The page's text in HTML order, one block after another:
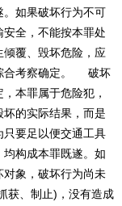
如果破坏行为不可
全，不能按本罪处
覆、毁坏危险，应
合考察确定。 破坏
本罪属于危险犯，
的实际结果，而是
要足以便交通工具
构成本罪既遂。如
象，破坏行为尚未
获、制止)，没有造成